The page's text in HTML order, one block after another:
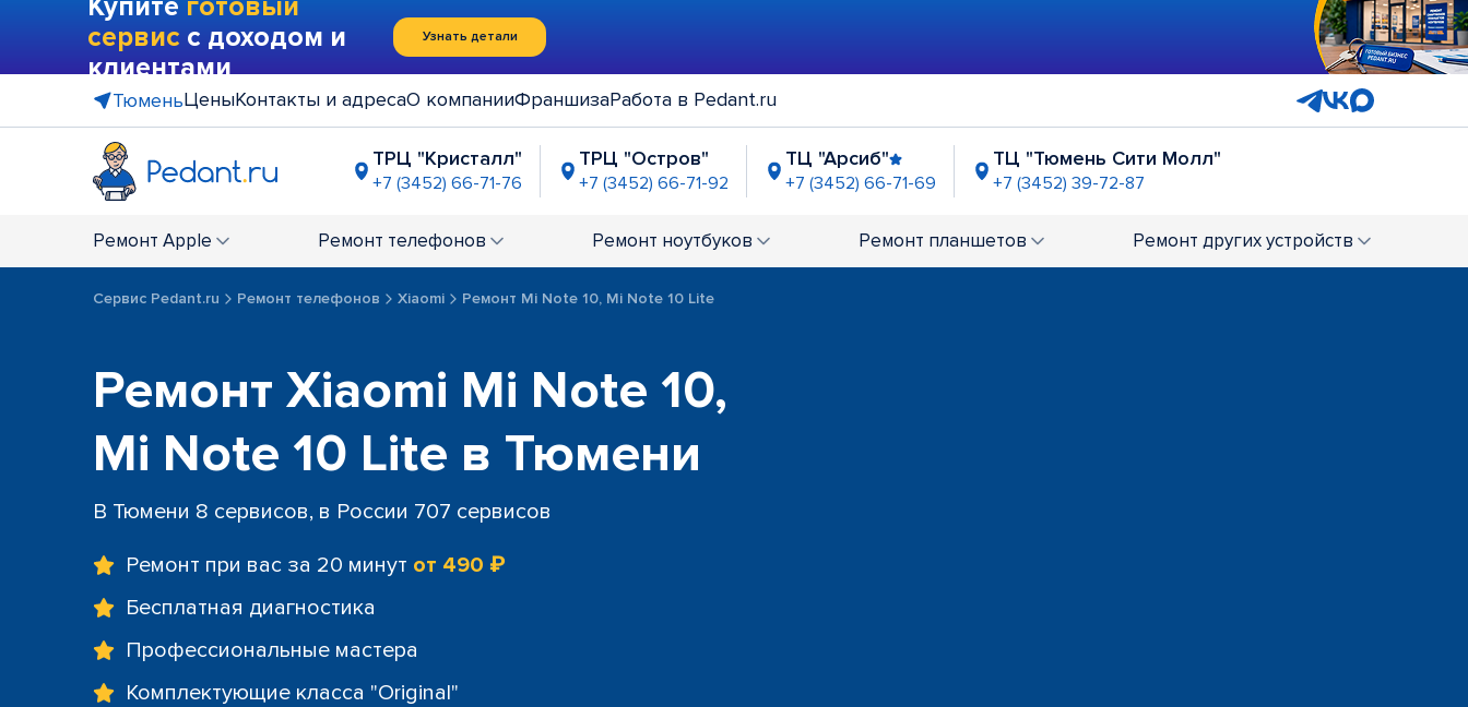
Купите готовый
сервис с доходом и
клиентами
Узнать детали
ТюменьЦеныКонтакты и адресаО компанииФраншизаРабота в Pedant.ru
ТРЦ "Кристалл"
+7 (3452) 66-71-76
ТРЦ "Остров"
+7 (3452) 66-71-92
ТЦ "Арсиб"
+7 (3452) 66-71-69
ТЦ "Тюмень Сити Молл"
+7 (3452) 39-72-87
+7 (3452) 66-71-82 +7 (345) 221-53-61 +7 (3452) 66-74-99
ост. "Магазин Океан"
Закрыт по тех. причинам
Ремонт Apple Ремонт телефонов Ремонт ноутбуков Ремонт планшетов Ремонт других устройств
Сервис Pedant.ru Ремонт телефонов Xiaomi Ремонт Mi Note 10, Mi Note 10 Lite
Ремонт Xiaomi Mi Note 10,
Mi Note 10 Lite в Тюмени
В Тюмени 8 сервисов, в России 707 сервисов
Ремонт при вас за 20 минут от 490 ₽
Бесплатная диагностика
Профессиональные мастера
Комплектующие класса "Original"